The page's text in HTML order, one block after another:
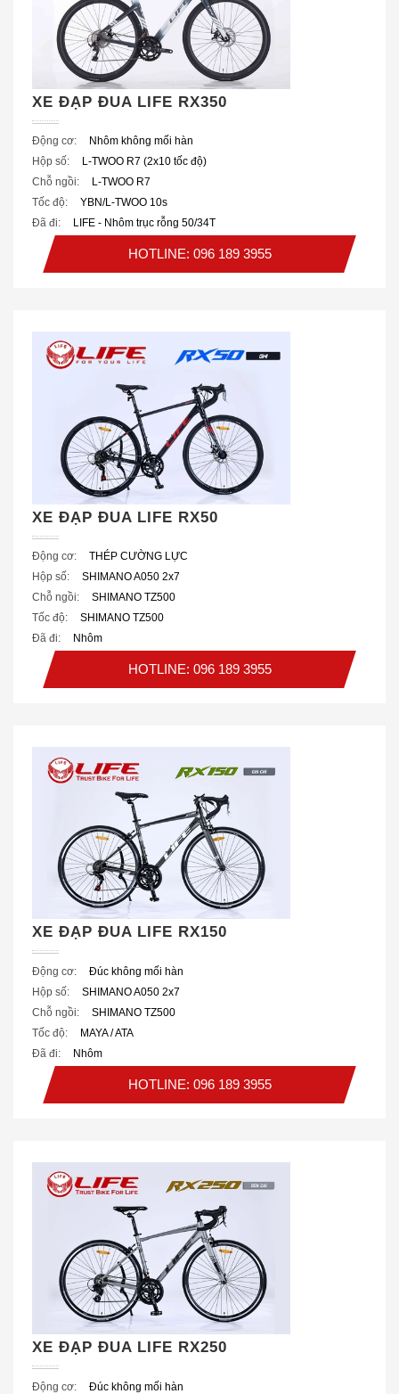
XE ĐẠP ĐUA LIFE RX350
Động cơ:
Nhôm không mối hàn
Hộp số:
L-TWOO R7 (2x10 tốc độ)
Chỗ ngồi:
L-TWOO R7
Tốc độ:
YBN/L-TWOO 10s
Đã đi:
LIFE - Nhôm trục rỗng 50/34T
HOTLINE: 096 189 3955
XE ĐẠP ĐUA LIFE RX50
Động cơ:
THÉP CƯỜNG LỰC
Hộp số:
SHIMANO A050 2x7
Chỗ ngồi:
SHIMANO TZ500
Tốc độ:
SHIMANO TZ500
Đã đi:
Nhôm
HOTLINE: 096 189 3955
XE ĐẠP ĐUA LIFE RX150
Động cơ:
Đúc không mối hàn
Hộp số:
SHIMANO A050 2x7
Chỗ ngồi:
SHIMANO TZ500
Tốc độ:
MAYA / ATA
Đã đi:
Nhôm
HOTLINE: 096 189 3955
XE ĐẠP ĐUA LIFE RX250
Động cơ:
Đúc không mối hàn